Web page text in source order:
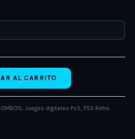
AL CARRITO
Juegos digitales Ps5 PS5 Retro